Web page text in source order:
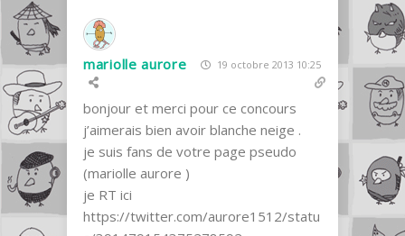
mariolle aurore 19 octobre 2013 10:25
bonjour et merci pour ce concours
j’aimerais bien avoir blanche neige .
je suis fans de votre page pseudo
(mariolle aurore )
je RT ici
https://twitter.com/aurore1512/statu